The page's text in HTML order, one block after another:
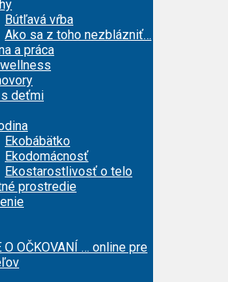
Bútľavá vŕba
Ako sa z toho nezblázniť…
a práca
s deťmi
Ekobábätko
Ekodomácnosť
Ekostarostlivosť o telo
prostredie
O OČKOVANÍ … online pre